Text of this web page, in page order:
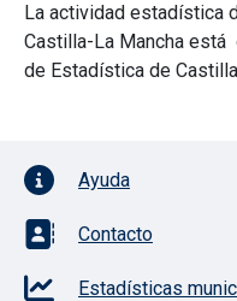
La actividad estadística
Castilla-La Mancha está
de Estadística de
Pie de página
Ayuda
Contacto
Estadísticas